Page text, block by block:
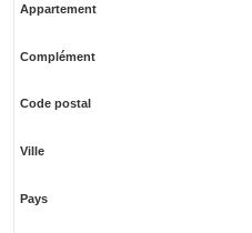
Appartement
Complément
Code postal
Ville
Pays